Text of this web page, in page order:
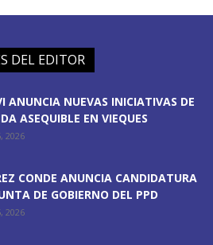
DEL EDITOR
ANUNCIA NUEVAS INICIATIVAS DE
ASEQUIBLE EN VIEQUES
2026
CONDE ANUNCIA CANDIDATURA
DE GOBIERNO DEL PPD
2026